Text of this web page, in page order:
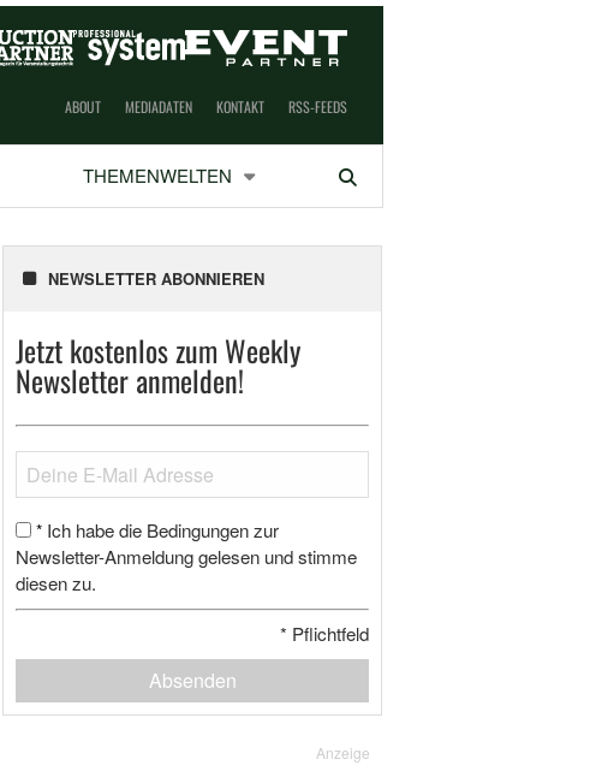
ABOUT MEDIADATEN KONTAKT RSS-FEEDS
THEMENWELTEN Suchen
NEWSLETTER ABONNIEREN
Jetzt kostenlos zum Weekly
Newsletter anmelden!
* Ich habe die Bedingungen zur
Newsletter-Anmeldung gelesen und stimme
diesen zu.
* Pflichtfeld
Absenden
Anzeige